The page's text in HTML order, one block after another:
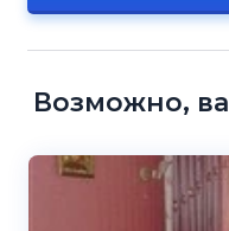
Возможно,